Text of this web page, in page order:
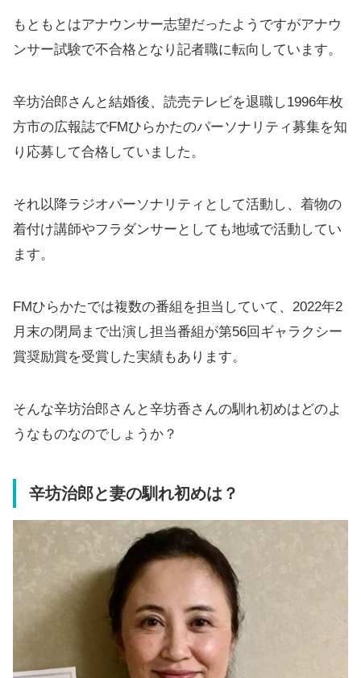
もともとはアナウンサー志望だったようですがアナウ
ンサー試験で不合格となり記者職に転向しています。
辛坊治郎さんと結婚後、読売テレビを退職し1996年枚
方市の広報誌でFMひらかたのパーソナリティ募集を知
り応募して合格していました。
それ以降ラジオパーソナリティとして活動し、着物の
着付け講師やフラダンサーとしても地域で活動してい
ます。
FMひらかたでは複数の番組を担当していて、2022年2
月末の閉局まで出演し担当番組が第56回ギャラクシー
賞奨励賞を受賞した実績もあります。
そんな辛坊治郎さんと辛坊香さんの馴れ初めはどのよ
うなものなのでしょうか？
辛坊治郎と妻の馴れ初めは？